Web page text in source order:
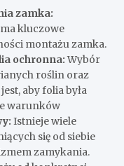
zamka:
kluczowe
montażu zamka.
ochronna:Wybór
roślin oraz
aby folia była
warunków
Istnieje wiele
się od siebie
zamykania.